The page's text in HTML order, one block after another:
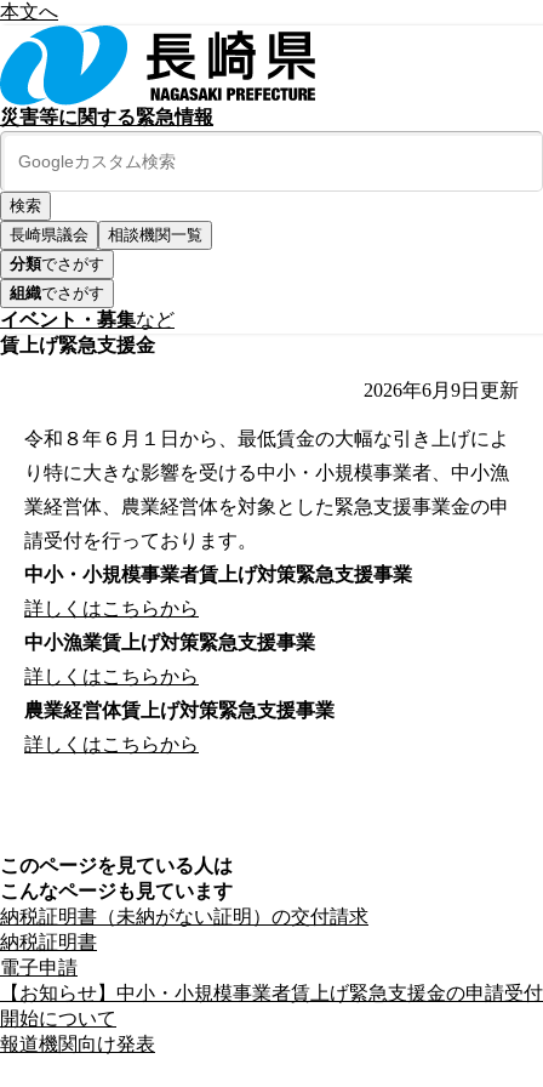
本文へ
災害等に関する緊急情報
長崎県議会
相談機関一覧
分類でさがす
組織でさがす
イベント・募集など
賃上げ緊急支援金
2026年6月9日 更新
令和８年６月１日から、最低賃金の大幅な引き上げによ
り特に大きな影響を受ける中小・小規模事業者、中小漁
業経営体、農業経営体を対象とした緊急支援事業金の申
請受付を行っております。
中小・小規模事業者賃上げ対策緊急支援事業
詳しくはこちらから
中小漁業賃上げ対策緊急支援事業
詳しくはこちらから
農業経営体賃上げ対策緊急支援事業
詳しくはこちらから
このページを見ている人は
こんなページも見ています
納税証明書（未納がない証明）の交付請求
納税証明書
電子申請
【お知らせ】中小・小規模事業者賃上げ緊急支援金の申請受付
開始について
報道機関向け発表